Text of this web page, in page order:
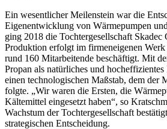
Ein wesentlicher Meilenstein war die
Eigenentwicklung von Wärmepumpen
ging 2018 die Tochtergesellschaft
Produktion erfolgt im firmeneigenen
rund 160 Mitarbeitende beschäftigt. Mit
Propan als natürliches und
einen technologischen Maßstab, dem der
folgte. „Wir waren die Ersten, die
Kältemittel eingesetzt haben“, so
Wachstum der Tochtergesellschaft
strategischen Entscheidung.